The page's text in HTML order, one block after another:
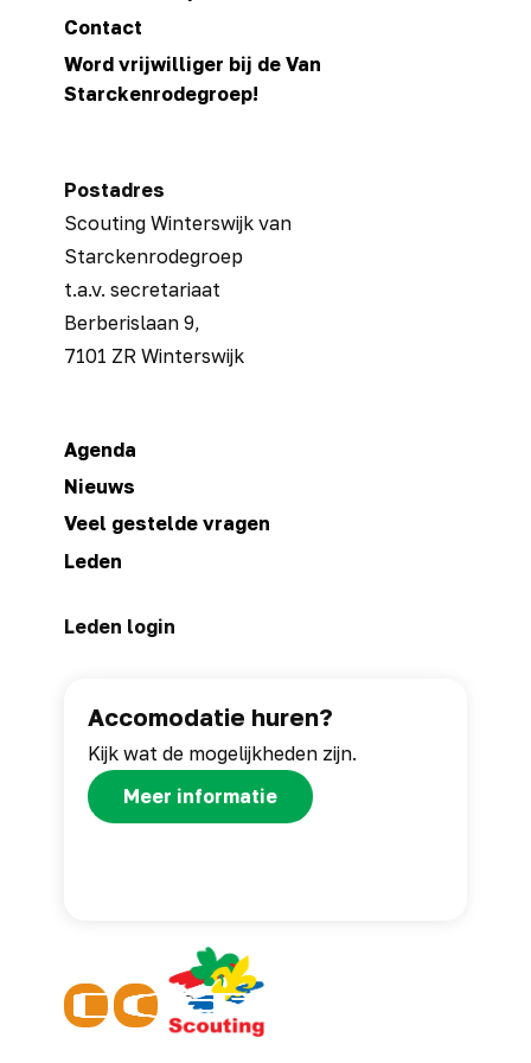
trainingsdag:
snijtechnieken
Contact
Word vrijwilliger bij de Van
Starckenrodegroep!
Postadres
Scouting Winterswijk van
Starckenrodegroep
t.a.v. secretariaat
Berberislaan 9,
7101 ZR Winterswijk
Agenda
Nieuws
Veel gestelde vragen
Leden
Leden login
Accomodatie huren?
Kijk wat de mogelijkheden zijn.
Meer informatie